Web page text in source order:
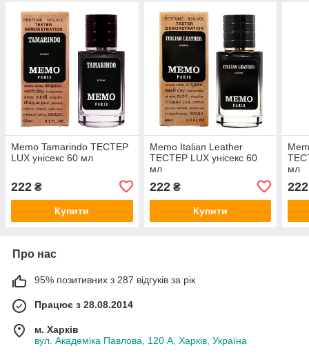
Memo Tamarindo ТЕСТЕР
LUX унісекс 60 мл
222 ₴
Купити
Memo Italian Leather
ТЕСТЕР LUX унісекс 60
мл
222₴
Купити
мл
222
Про нас
95% позитивних з 287 відгуків за рік
Працює з 28.08.2014
м. Харків
вул. Академіка Павлова, 120 А, Харків, Україна